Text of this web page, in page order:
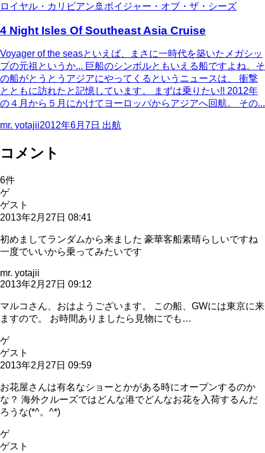
ロイヤル・カリビアン 🚢 ボイジャー・オブ・ザ・シーズ
4 Night Isles Of Southeast Asia Cruise
Voyager of the seasといえば、まさに一時代を築いたメガシッ
プの元祖というか... 巨船のシンボルともいえる船ですよね。そ
の船がとうとうアジアにやってくるというニュースは、 衝撃
とともに訪れたと記憶しています。 まずは乗りたい!! 2012年
の４月から５月にかけてヨーロッパからアジアへ回航。 その...
mr. yotajii2012年6月7日 出航
コメント
6件
ゲ
ゲスト
2013年2月27日 08:41
初めましてランダムから来ました 豪華客船素晴らしいですね
一度でいいから乗ってみたいです
mr. yotajii
2013年2月27日 09:12
マルコさん、おはようございます。 この船、GWには東京に来
ますので。 お時間ありましたら見物にでも…
ゲ
ゲスト
2013年2月27日 09:59
お花屋さんは有名なショーとかがある時にオープンするのか
な？ 海外クルーズではどんな港でどんなお花を入荷するんだ
ろうな(*^。^*)
ゲ
ゲスト